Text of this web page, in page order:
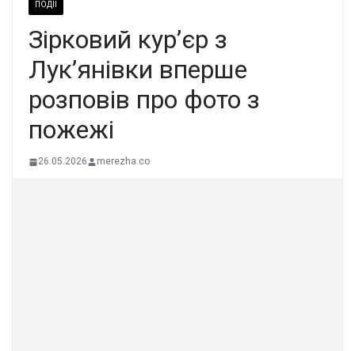
ПОДІЇ
Зірковий кур’єр з
Лук’янівки вперше
розповів про фото з
пожежі
26.05.2026 merezha.co